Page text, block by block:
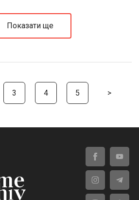
Показати ще
3 4 5 >